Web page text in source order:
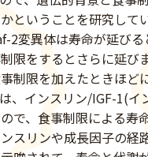
ということを研究して
2変異体は寿命が延び
限をするとさらに延び
制限を加えたときほど
、インスリン/IGF-1(イ
で、食事制限による寿
スリンや成長因子の経